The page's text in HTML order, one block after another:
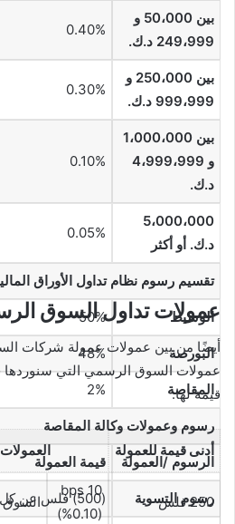
بين 50،000 و
249،999 د.ك.
0.40%
بين 250،000 و
999،999 د.ك.
0.30%
بين 1،000،000
و 4،999،999
د.ك.
0.10%
5،000،000
د.ك. أو أكثر
0.05%
تقسيم رسوم نظام تداول الأوراق
الوسيط 50%
البورصة 48%
المقاصة 2%
رسوم وعمولات وكالة المقاصة
الرسوم /العمولة قيمة العمولة
رسوم التسوية (500) فلس عن كل صفقة
عمولات تداول السوق
أيضًا من بين عمولات عمولة شركات
عمولات السوق الرسمي التي سنوردها
قيمة لها:
أدنى قيمة للعمولة العمولات
250 فلس
10 bps
(%0.10)
السوق